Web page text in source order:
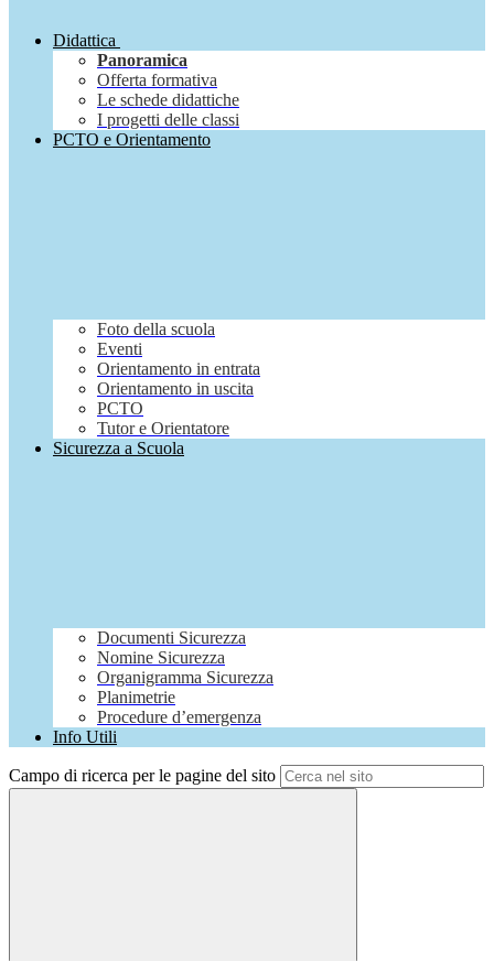
Didattica
Panoramica
Offerta formativa
Le schede didattiche
I progetti delle classi
PCTO e Orientamento
Foto della scuola
Eventi
Orientamento in entrata
Orientamento in uscita
PCTO
Tutor e Orientatore
Sicurezza a Scuola
Documenti Sicurezza
Nomine Sicurezza
Organigramma Sicurezza
Planimetrie
Procedure d’emergenza
Info Utili
Campo di ricerca per le pagine del sito